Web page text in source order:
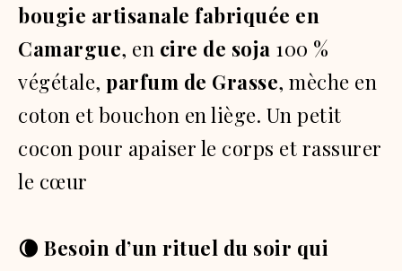
bougie artisanale fabriquée en
Camargue, en cire de soja 100 %
végétale, parfum de Grasse, mèche en
coton et bouchon en liège. Un petit
cocon pour apaiser le corps et rassurer
le cœur
🌘​ Besoin d’un rituel du soir qui